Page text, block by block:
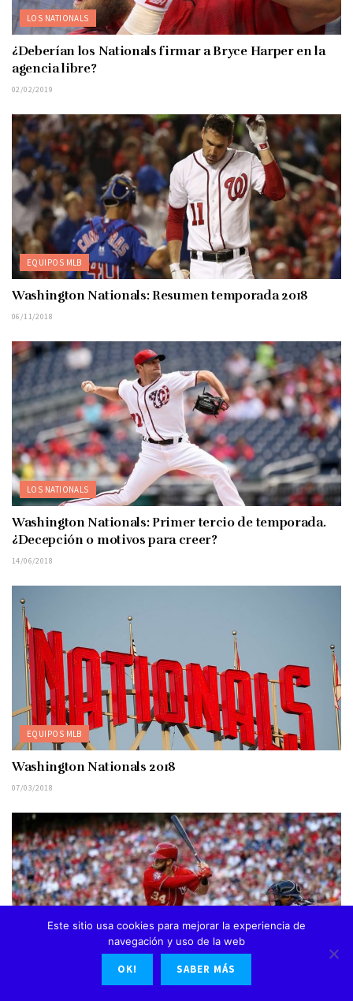
LOS NATIONALS
¿Deberían los Nationals firmar a Bryce Harper en la
agencia libre?
02/02/2019
EQUIPOS MLB
Washington Nationals: Resumen temporada 2018
06/11/2018
LOS NATIONALS
Washington Nationals: Primer tercio de temporada.
¿Decepción o motivos para creer?
14/06/2018
EQUIPOS MLB
Washington Nationals 2018
07/03/2018
Este sitio usa cookies para mejorar la experiencia de
navegación y uso de la web
OK! SABER MÁS